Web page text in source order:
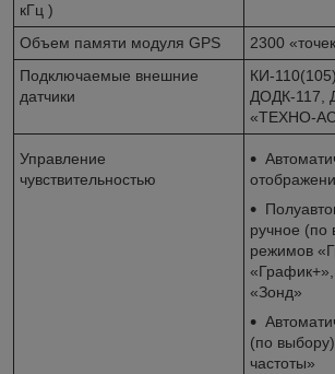
кГц )
Объем памяти модуля GPS
2300
Подключаемые внешние
датчики
КИ-
ДОДК-117,
«ТЕХНО-
Управление
чувствительностью
ручное (по
режимов
«Зонд»
(по
частоты»